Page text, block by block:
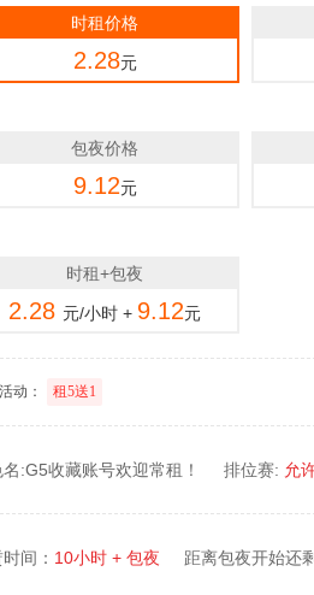
时租价格
2.28元
包夜价格
9.12元
时租+包夜
2.28 元/小时 + 9.12元
动： 租5送1
:G5收藏账号欢迎常租！ 排位赛: 允
间： 10小时 + 包夜 距离包夜开始还